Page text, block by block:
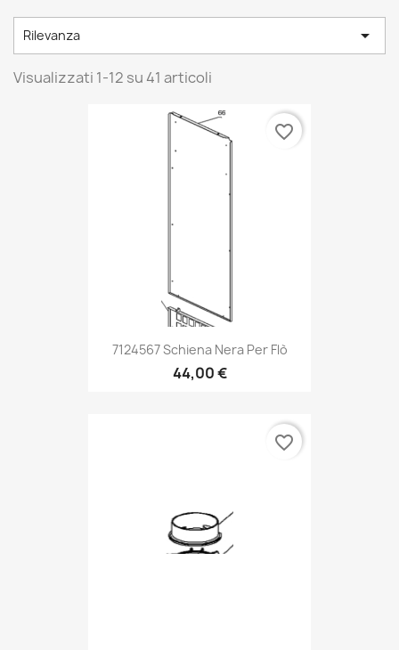
Rilevanza 
Visualizzati 1-12 su 41 articoli
7124567 Schiena Nera Per Flò
44,00 €
favorite_border
favorite_border